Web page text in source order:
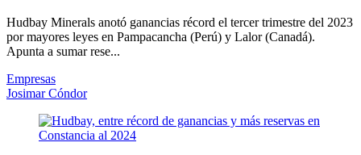
Hudbay Minerals anotó ganancias récord el tercer trimestre del 2023
por mayores leyes en Pampacancha (Perú) y Lalor (Canadá).
Apunta a sumar rese...
Empresas
Josimar Cóndor